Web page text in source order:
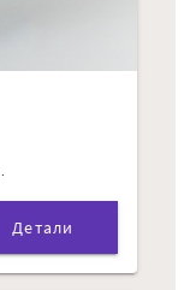
Детали